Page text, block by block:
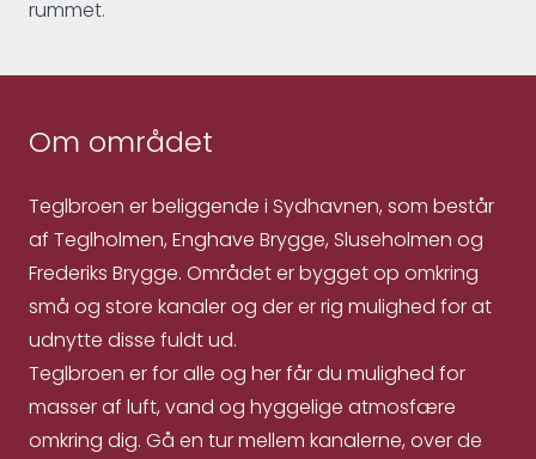
rummet.
Om området
Teglbroen er beliggende i Sydhavnen, som består
af Teglholmen, Enghave Brygge, Sluseholmen og
Frederiks Brygge. Området er bygget op omkring
små og store kanaler og der er rig mulighed for at
udnytte disse fuldt ud.
Teglbroen er for alle og her får du mulighed for
masser af luft, vand og hyggelige atmosfære
omkring dig. Gå en tur mellem kanalerne, over de